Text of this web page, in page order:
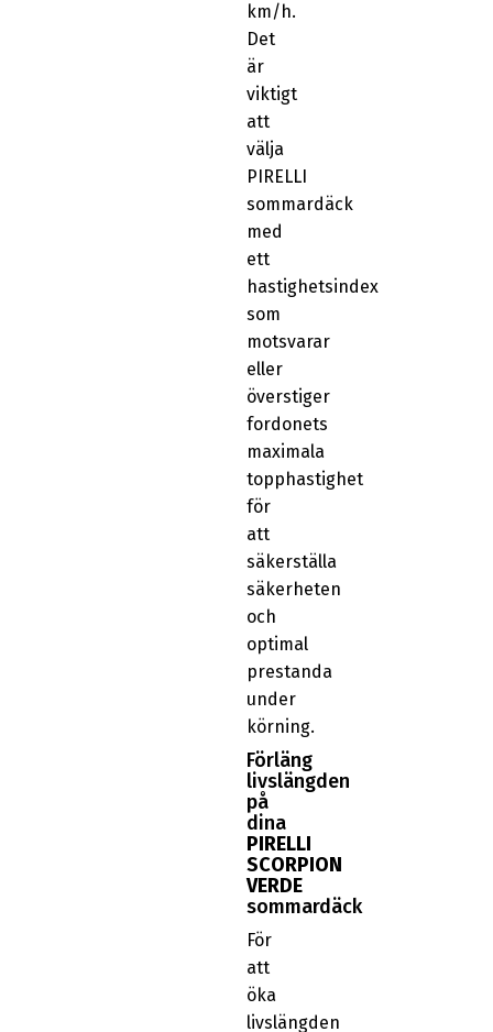
km/h.
Det
är
viktigt
att
välja
PIRELLI
sommardäck
med
ett
hastighetsindex
som
motsvarar
eller
överstiger
fordonets
maximala
topphastighet
för
att
säkerställa
säkerheten
och
optimal
prestanda
under
körning.
Förläng
livslängden
på
dina
PIRELLI
SCORPION
VERDE
sommardäck
För
att
öka
livslängden